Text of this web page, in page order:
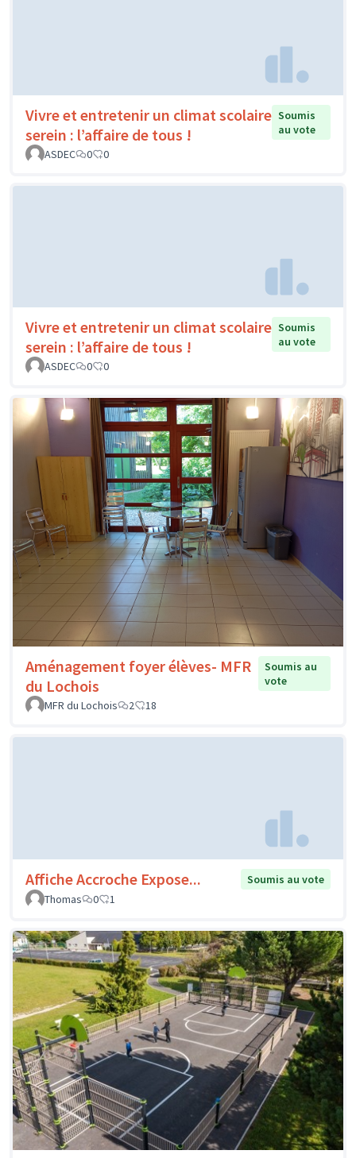
Vivre et entretenir un climat scolaire
serein : l’affaire de tous !
Soumis
au vote
ASDEC
0 0
Vivre et entretenir un climat scolaire
serein : l’affaire de tous !
Soumis
au vote
ASDEC
0 0
Aménagement foyer élèves- MFR
du Lochois
Soumis au
vote
MFR du Lochois
2 18
Affiche Accroche Expose...
Soumis au vote
Thomas
0 1